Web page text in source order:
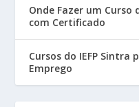
Onde Fazer um
com Certificado
Cursos do IEFP Sintra
Emprego